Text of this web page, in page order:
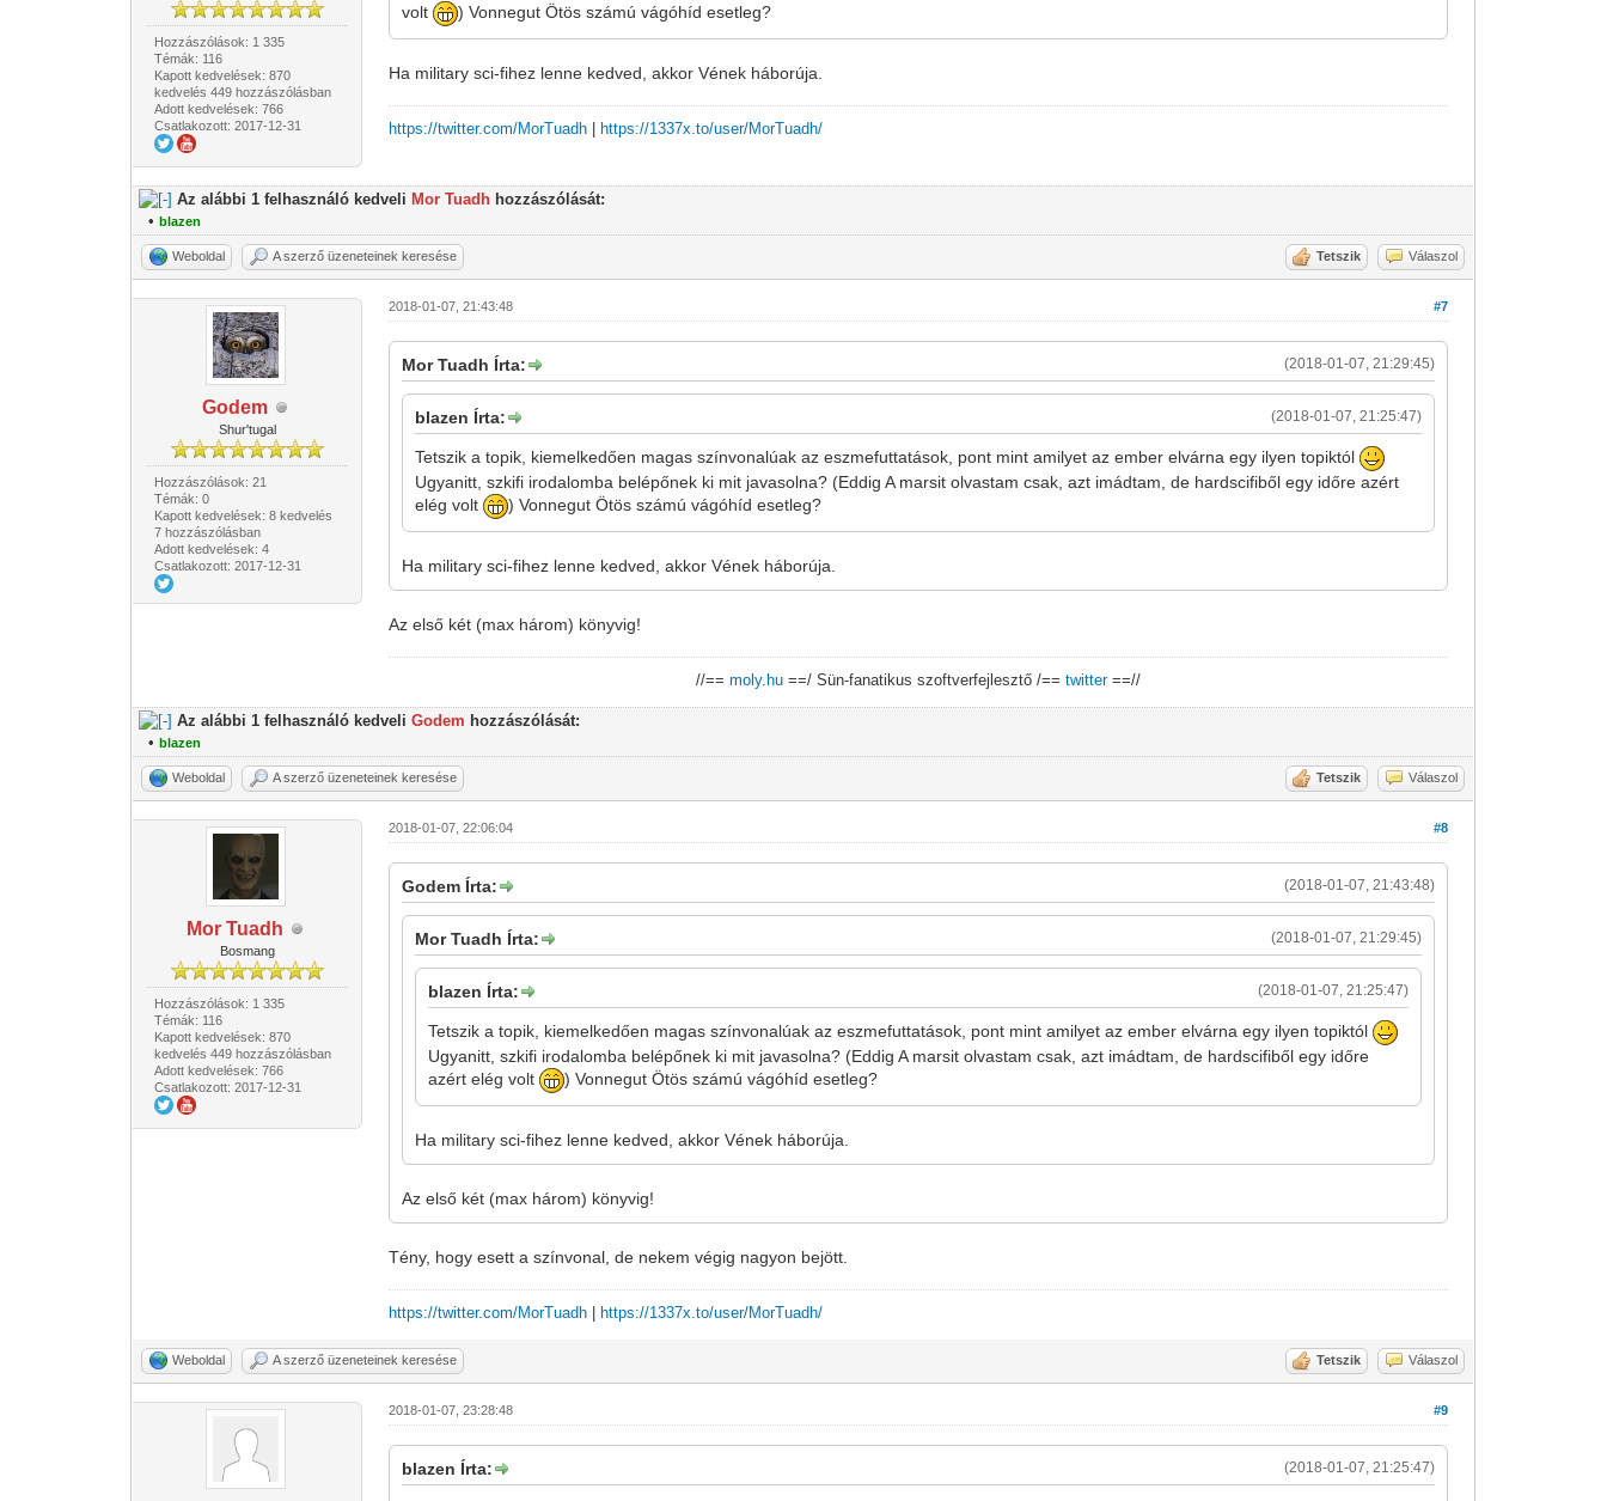
Hozzászólások: 1 335
Témák: 116
Kapott kedvelések: 870
kedvelés 449 hozzászólásban
Adott kedvelések: 766
Csatlakozott: 2017-12-31
volt
) Vonnegut Ötös számú vágóhíd esetleg?
Ha military sci-fihez lenne kedved, akkor Vének háborúja.
https://twitter.com/MorTuadh https://1337x.to/user/MorTuadh/
Az alábbi 1 felhasználó kedveli Mor Tuadh hozzászólását:
•blazen
Weboldal A szerző üzeneteinek keresése Tetszik Válaszol
Godem
Shur'tugal
Hozzászólások: 21
Témák: 0
Kapott kedvelések: 8 kedvelés
7 hozzászólásban
Adott kedvelések: 4
Csatlakozott: 2017-12-31
#7
2018-01-07, 21:43:48
(2018-01-07, 21:29:45)
Mor Tuadh Írta:
(2018-01-07, 21:25:47)
blazen Írta:
Tetszik a topik, kiemelkedően magas színvonalúak az eszmefuttatások, pont mint amilyet az ember elvárna egy ilyen topiktól
Ugyanitt, szkifi irodalomba belépőnek ki mit javasolna? (Eddig A marsit olvastam csak, azt imádtam, de hardscifiből egy időre azért
elég volt
) Vonnegut Ötös számú vágóhíd esetleg?
Ha military sci-fihez lenne kedved, akkor Vének háborúja.
Az első két (max három) könyvig!
//==moly.hu ==/ Sün-fanatikus szoftverfejlesztő /==twitter==//
Az alábbi 1 felhasználó kedveliGodem hozzászólását:
•blazen
Weboldal A szerző üzeneteinek keresése Tetszik Válaszol
Mor Tuadh
Bosmang
Hozzászólások: 1 335
Témák: 116
Kapott kedvelések: 870
kedvelés 449 hozzászólásban
Adott kedvelések: 766
Csatlakozott: 2017-12-31
#8
2018-01-07, 22:06:04
(2018-01-07, 21:43:48)
Godem Írta:
(2018-01-07, 21:29:45)
Mor Tuadh Írta:
(2018-01-07, 21:25:47)
blazen Írta:
Tetszik a topik, kiemelkedően magas színvonalúak az eszmefuttatások, pont mint amilyet az ember elvárna egy ilyen topiktól
Ugyanitt, szkifi irodalomba belépőnek ki mit javasolna? (Eddig A marsit olvastam csak, azt imádtam, de hardscifiből egy időre
azért elég volt
) Vonnegut Ötös számú vágóhíd esetleg?
Ha military sci-fihez lenne kedved, akkor Vének háborúja.
Az első két (max három) könyvig!
Tény, hogy esett a színvonal, de nekem végig nagyon bejött.
https://twitter.com/MorTuadh https://1337x.to/user/MorTuadh/
Weboldal A szerző üzeneteinek keresése Tetszik Válaszol
#9
2018-01-07, 23:28:48
(2018-01-07, 21:25:47)
blazen Írta: